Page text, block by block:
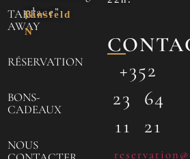
TAKE
AWAY
RÉSERVATION
BONS-
CADEAUX
NOUS
place”
Binsfeld
N
+352
23 64
11 21